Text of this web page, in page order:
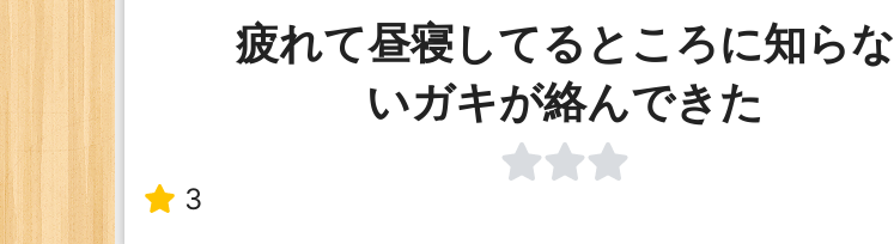
疲れて昼寝してるところに知らな
いガキが絡んできた
3